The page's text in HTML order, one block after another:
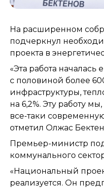
На расширенном
подчеркнул
проекта в
«Эта работа
с половиной более
инфраструктуры,
на 6,2%. Эту работу
все-таки
отметил Олжас
Премьер-министр
коммунального
«Национальный
реализуется. Он